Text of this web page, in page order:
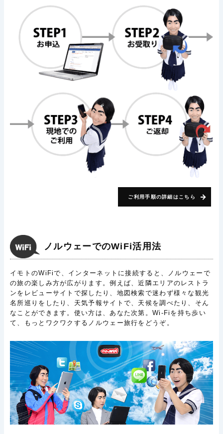
ご利用手順の詳細はこちら
ノルウェーでのWiFi活用法
イモトのWiFiで、インターネットに接続すると、ノルウェーで
の旅の楽しみ方が広がります。例えば、近隣エリアのレストラ
ンをレビューサイトで探したり、地図検索で迷わず様々な観光
名所巡りをしたり、天気予報サイトで、天候を調べたり、そん
なことができます。使い方は、あなた次第。Wi-Fiを持ち歩い
て、もっとワクワクするノルウェー旅行をどうぞ。